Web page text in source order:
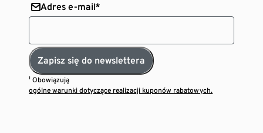
Adres e-mail*
Zapisz się do newslettera
¹ Obowiązują
ogólne warunki dotyczące realizacji kuponów rabatowych.